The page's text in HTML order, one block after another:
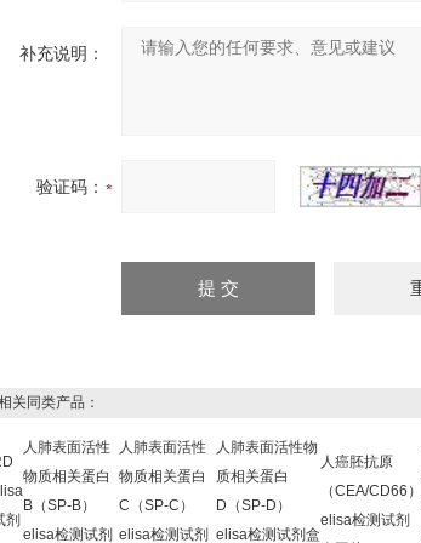
补充说明：
验证码：
同类产品：
剂
人肺表面活性
物质相关蛋白
B（SP-B）
elisa检测试剂
人肺表面活性
物质相关蛋白
C（SP-C）
elisa检测试剂
人肺表面活性物
质相关蛋白
D（SP-D）
elisa检测试剂盒
人癌胚抗原
（CEA/CD66）
elisa检测试剂